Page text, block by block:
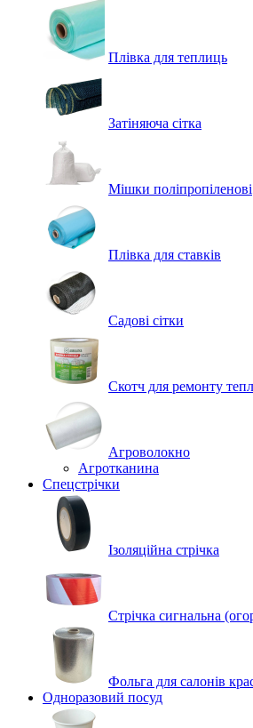
Плівка для теплиць
Затіняюча сітка
Мішки поліпропіленові
Плівка для ставків
Садові сітки
Скотч для ремонту
Агроволокно
Агротканина
Спецстрічки
Ізоляційна стрічка
Стрічка сигнальна
Фольга для салонів
Одноразовий посуд